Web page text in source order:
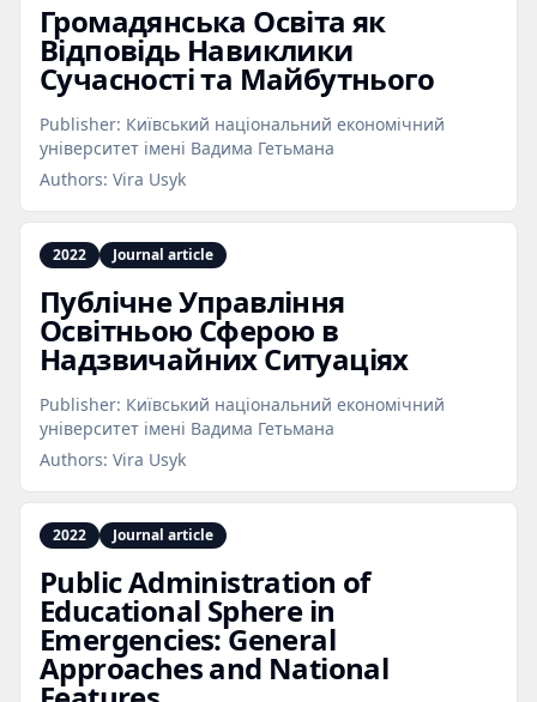
Громадянська Освіта як
Відповідь Навиклики
Сучасності та Майбутнього
Publisher: Київський національний економічний
університет імені Вадима Гетьмана
Authors: Vira Usyk
2022 Journal article
Публічне Управління
Освітньою Сферою в
Надзвичайних Ситуаціях
Publisher: Київський національний економічний
університет імені Вадима Гетьмана
Authors: Vira Usyk
2022 Journal article
Public Administration of
Educational Sphere in
Emergencies: General
Approaches and National